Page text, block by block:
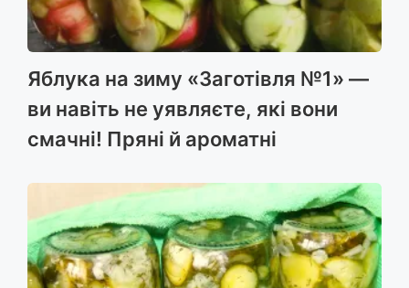
Яблука на зиму «Заготівля №1» —
ви навіть не уявляєте, які вони
смачні! Пряні й ароматні